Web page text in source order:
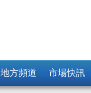
地方頻道 市場快訊